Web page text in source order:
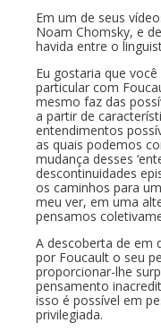
Em um de seus
Noam Chomsky, e
havida entre o
Eu gostaria que
particular com
mesmo faz das
a partir de
entendimentos
as quais podemos
mudança desses
descontinuidades
os caminhos para
meu ver, em uma
pensamos
A descoberta de em
por Foucault o seu
proporcionar-lhe
pensamento
isso é possível em
privilegiada.